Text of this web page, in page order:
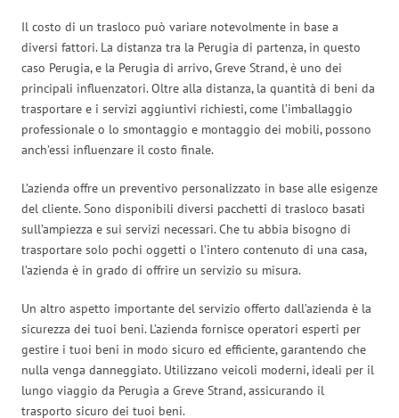
Il costo di un trasloco può variare notevolmente in base a
diversi fattori. La distanza tra la Perugia di partenza, in questo
caso Perugia, e la Perugia di arrivo, Greve Strand, è uno dei
principali influenzatori. Oltre alla distanza, la quantità di beni da
trasportare e i servizi aggiuntivi richiesti, come l’imballaggio
professionale o lo smontaggio e montaggio dei mobili, possono
anch’essi influenzare il costo finale.
L’azienda offre un preventivo personalizzato in base alle esigenze
del cliente. Sono disponibili diversi pacchetti di trasloco basati
sull’ampiezza e sui servizi necessari. Che tu abbia bisogno di
trasportare solo pochi oggetti o l’intero contenuto di una casa,
l’azienda è in grado di offrire un servizio su misura.
Un altro aspetto importante del servizio offerto dall’azienda è la
sicurezza dei tuoi beni. L’azienda fornisce operatori esperti per
gestire i tuoi beni in modo sicuro ed efficiente, garantendo che
nulla venga danneggiato. Utilizzano veicoli moderni, ideali per il
lungo viaggio da Perugia a Greve Strand, assicurando il
trasporto sicuro dei tuoi beni.